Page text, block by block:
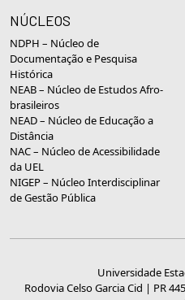
NÚCLEOS
NDPH – Núcleo de
Documentação e Pesquisa
Histórica
NEAB – Núcleo de Estudos Afro-
brasileiros
NEAD – Núcleo de Educação a
Distância
NAC – Núcleo de Acessibilidade
da UEL
NIGEP – Núcleo Interdisciplinar
de Gestão Pública
Universidade
Rodovia Celso Garcia Cid | PR